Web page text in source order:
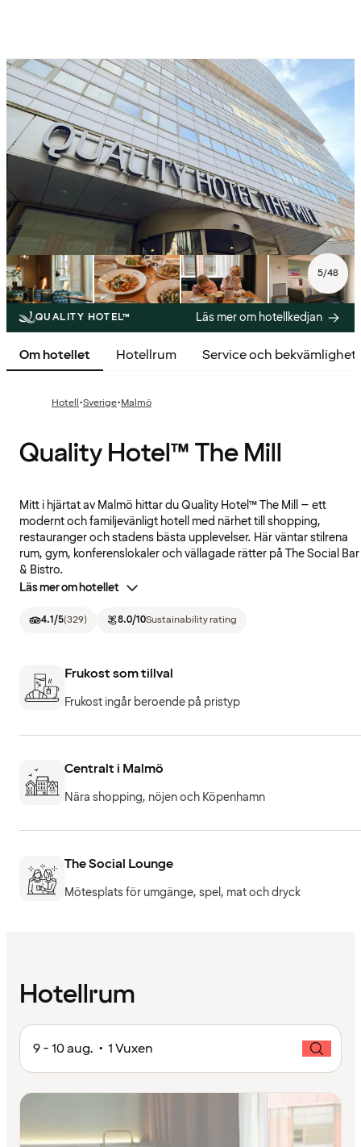
5/48
QUALITY HOTEL™ Läs mer om hotellkedjan
Om hotellet Hotellrum Service och
Hotell·Sverige·Malmö
Quality Hotel™ The Mill
Mitt i hjärtat av Malmö hittar du Quality Hotel™ The Mill – ett
modernt och familjevänligt hotell med närhet till shopping,
restauranger och stadens bästa upplevelser. Här väntar stilrena
rum, gym, konferenslokaler och vällagade rätter på The Social Bar
& Bistro.
Läs mer om hotellet
4.1/5(329) 8.0/10Sustainability rating
Frukost som tillval
Frukost ingår beroende på pristyp
Centralt i Malmö
Nära shopping, nöjen och Köpenhamn
The Social Lounge
Mötesplats för umgänge, spel, mat och dryck
Hotellrum
9 - 10 aug. • 1 Vuxen